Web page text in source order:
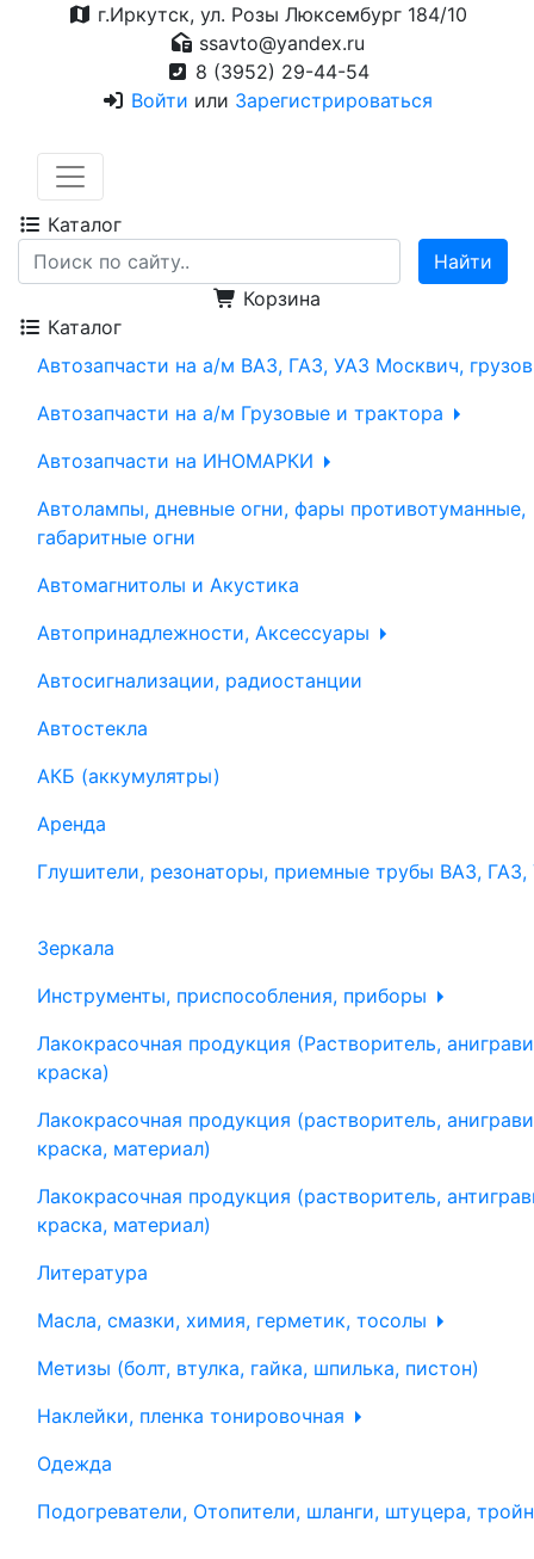
г.Иркутск, ул. Розы Люксембург 184/10
ssavto@yandex.ru
8 (3952) 29-44-54
Войти или Зарегистрироваться
Каталог
Корзина
Каталог
Автозапчасти на а/м ВАЗ, ГАЗ, УАЗ Москвич,
Автозапчасти на а/м Грузовые и трактора
Автозапчасти на ИНОМАРКИ
Автолампы, дневные огни, фары противотуманные,
габаритные огни
Автомагнитолы и Акустика
Автопринадлежности, Аксессуары
Автосигнализации, радиостанции
Автостекла
АКБ (аккумулятры)
Аренда
Глушители, резонаторы, приемные трубы ВАЗ, ГАЗ,
Зеркала
Инструменты, приспособления, приборы
Лакокрасочная продукция (Растворитель,
краска)
Лакокрасочная продукция (растворитель,
краска, материал)
Лакокрасочная продукция (растворитель,
краска, материал)
Литература
Масла, смазки, химия, герметик, тосолы
Метизы (болт, втулка, гайка, шпилька, пистон)
Наклейки, пленка тонировочная
Одежда
Подогреватели, Отопители, шланги, штуцера,